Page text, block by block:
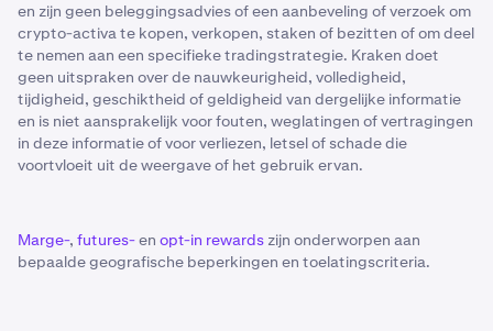
en zijn geen beleggingsadvies of een aanbeveling of verzoek om
crypto-activa te kopen, verkopen, staken of bezitten of om deel
te nemen aan een specifieke tradingstrategie. Kraken doet
geen uitspraken over de nauwkeurigheid, volledigheid,
tijdigheid, geschiktheid of geldigheid van dergelijke informatie
en is niet aansprakelijk voor fouten, weglatingen of vertragingen
in deze informatie of voor verliezen, letsel of schade die
voortvloeit uit de weergave of het gebruik ervan.
Marge-, futures-en opt-in rewards zijn onderworpen aan
bepaalde geografische beperkingen en toelatingscriteria.